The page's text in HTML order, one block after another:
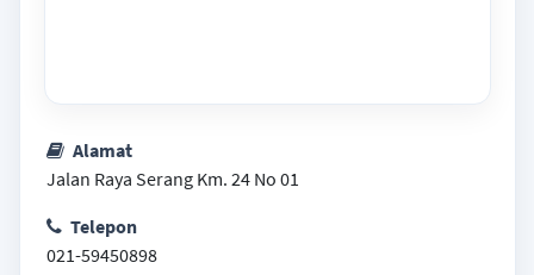
Alamat
Jalan Raya Serang Km. 24 No 01
Telepon
021-59450898